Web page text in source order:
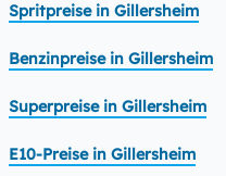
Spritpreise in Gillersheim
Benzinpreise in Gillersheim
Superpreise in Gillersheim
E10-Preise in Gillersheim